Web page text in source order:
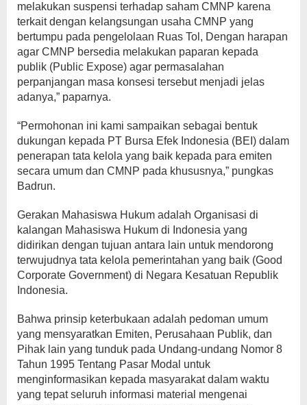
melakukan suspensi terhadap saham CMNP karena
terkait dengan kelangsungan usaha CMNP yang
bertumpu pada pengelolaan Ruas Tol, Dengan harapan
agar CMNP bersedia melakukan paparan kepada
publik (Public Expose) agar permasalahan
perpanjangan masa konsesi tersebut menjadi jelas
adanya,” paparnya.
“Permohonan ini kami sampaikan sebagai bentuk
dukungan kepada PT Bursa Efek Indonesia (BEI) dalam
penerapan tata kelola yang baik kepada para emiten
secara umum dan CMNP pada khususnya,” pungkas
Badrun.
Gerakan Mahasiswa Hukum adalah Organisasi di
kalangan Mahasiswa Hukum di Indonesia yang
didirikan dengan tujuan antara lain untuk mendorong
terwujudnya tata kelola pemerintahan yang baik (Good
Corporate Government) di Negara Kesatuan Republik
Indonesia.
Bahwa prinsip keterbukaan adalah pedoman umum
yang mensyaratkan Emiten, Perusahaan Publik, dan
Pihak lain yang tunduk pada Undang-undang Nomor 8
Tahun 1995 Tentang Pasar Modal untuk
menginformasikan kepada masyarakat dalam waktu
yang tepat seluruh informasi material mengenai